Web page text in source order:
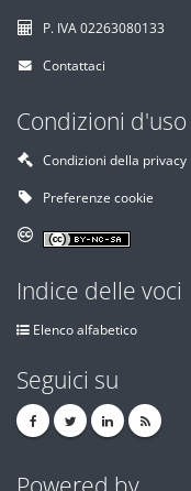
P. IVA 02263080133
Contattaci
Condizioni d'uso
Condizioni della privacy
Preferenze cookie
Indice delle voci
Elenco alfabetico
Seguici su
Powered by